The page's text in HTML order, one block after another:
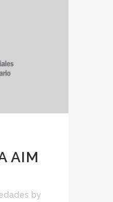
AIM
by